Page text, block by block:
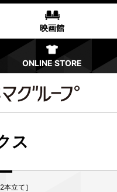
映画館
ONLINE STORE
ス
立て］